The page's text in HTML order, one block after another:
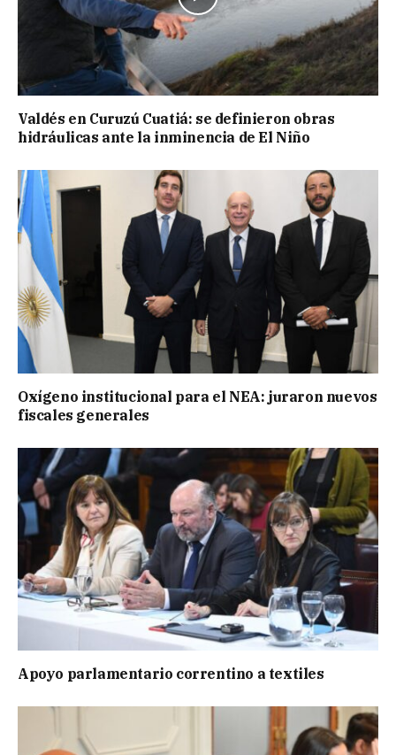
Valdés en Curuzú Cuatiá: se definieron obras
hidráulicas ante la inminencia de El Niño
Oxígeno institucional para el NEA: juraron nuevos
fiscales generales
Apoyo parlamentario correntino a textiles